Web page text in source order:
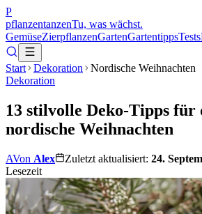
P
pflanzentanzenTu, was wächst.
GemüseZierpflanzenGartenGartentippsTests
Start Dekoration
Nordische Weihnachten
Dekoration
13 stilvolle Deko-Tipps für
nordische Weihnachten
AVon Alex Zuletzt aktualisiert: 24.
Lesezeit